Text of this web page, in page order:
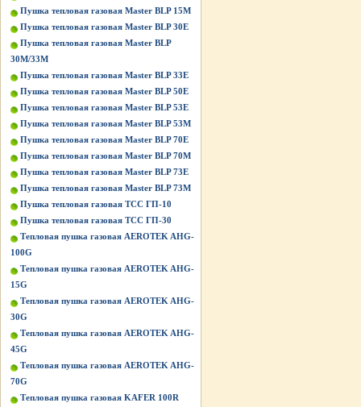
Пушка тепловая газовая Master BLP 15M
Пушка тепловая газовая Master BLP 30E
Пушка тепловая газовая Master BLP
30M/33M
Пушка тепловая газовая Master BLP 33E
Пушка тепловая газовая Master BLP 50E
Пушка тепловая газовая Master BLP 53E
Пушка тепловая газовая Master BLP 53M
Пушка тепловая газовая Master BLP 70E
Пушка тепловая газовая Master BLP 70M
Пушка тепловая газовая Master BLP 73E
Пушка тепловая газовая Master BLP 73M
Пушка тепловая газовая ТСС ГП-10
Пушка тепловая газовая ТСС ГП-30
Тепловая пушка газовая AEROTEK AHG-
100G
Тепловая пушка газовая AEROTEK AHG-
15G
Тепловая пушка газовая AEROTEK AHG-
30G
Тепловая пушка газовая AEROTEK AHG-
45G
Тепловая пушка газовая AEROTEK AHG-
70G
Тепловая пушка газовая KAFER 100R